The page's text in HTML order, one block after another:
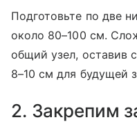
Подготовьте по две
около 80–100 см.
общий узел, оставив
8–10 см для будущей
2. Закрепим